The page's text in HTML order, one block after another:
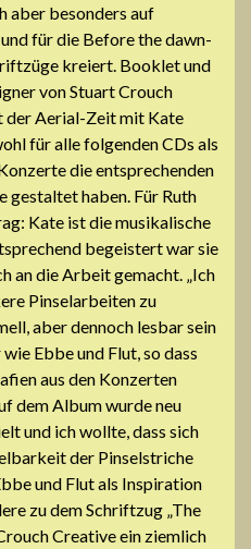
aber besonders auf
für die Before the dawn-
kreiert. Booklet und
von Stuart Crouch
der Aerial-Zeit mit Kate
für alle folgenden CDs als
die entsprechenden
gestaltet haben. Für Ruth
Kate ist die musikalische
begeistert war sie
an die Arbeit gemacht. „Ich
Pinselarbeiten zu
aber dennoch lesbar sein
Ebbe und Flut, so dass
aus den Konzerten
dem Album wurde neu
und ich wollte, dass sich
der Pinselstriche
und Flut als Inspiration
zu dem Schriftzug „The
Creative ein ziemlich